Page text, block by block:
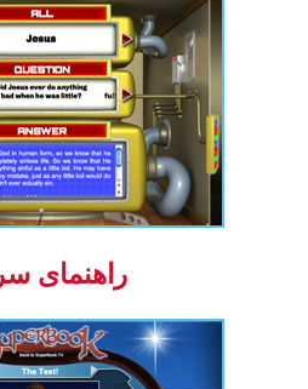
راهنمای